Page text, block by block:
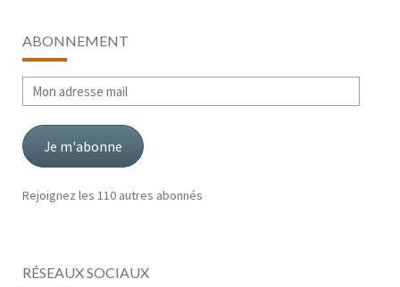
ABONNEMENT
Mon
adresse
mail
Je m'abonne
Rejoignez les 110 autres abonnés
RÉSEAUX SOCIAUX